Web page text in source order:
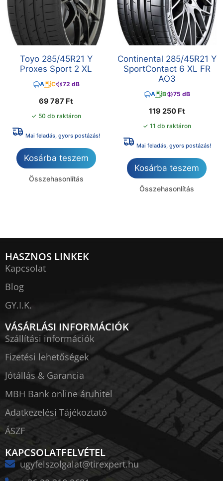
Toyo 285/45R21 Y
Proxes Sport 2 XL
A C 72 dB
69 787 Ft
✓ 50 db raktáron
Mai feladás, gyors postázás!
Kosárba teszem
Összehasonlítás
Continental 285/45R21 Y
SportContact 6 XL FR
AO3
A B 75 dB
119 250 Ft
✓ 11 db raktáron
Mai feladás, gyors postázás!
Kosárba teszem
Összehasonlítás
HASZNOS LINKEK
Kapcsolat
Blog
GY.I.K.
VÁSÁRLÁSI INFORMÁCIÓK
Szállítási információk
Fizetési lehetőségek
Jótállás & Garancia
MBH Bank online áruhitel
Adatkezelési Tájékoztató
ÁSZF
KAPCSOLATFELVÉTEL
ugyfelszolgalat@tirexpert.hu